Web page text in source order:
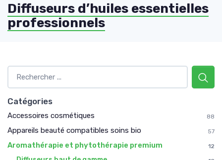
Diffuseurs d’huiles essentielles
professionnels
Catégories
Accessoires cosmétiques 88
Appareils beauté compatibles soins bio 57
Aromathérapie et phytothérapie premium 12